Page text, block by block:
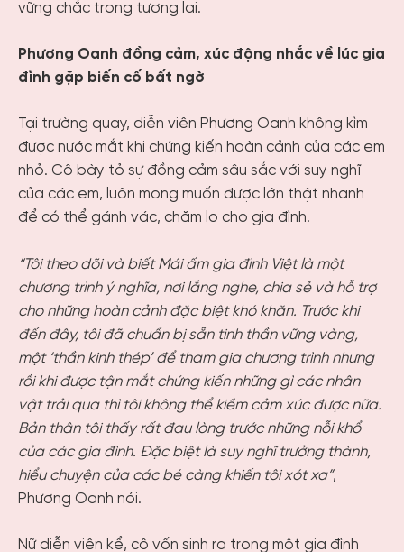
vững chắc trong tương lai.
Phương Oanh đồng cảm, xúc động nhắc về lúc gia
đình gặp biến cố bất ngờ
Tại trường quay, diễn viên Phương Oanh không kìm
được nước mắt khi chứng kiến hoàn cảnh của các em
nhỏ. Cô bày tỏ sự đồng cảm sâu sắc với suy nghĩ
của các em, luôn mong muốn được lớn thật nhanh
để có thể gánh vác, chăm lo cho gia đình.
“Tôi theo dõi và biết Mái ấm gia đình Việt là một
chương trình ý nghĩa, nơi lắng nghe, chia sẻ và hỗ trợ
cho những hoàn cảnh đặc biệt khó khăn. Trước khi
đến đây, tôi đã chuẩn bị sẵn tinh thần vững vàng,
một ‘thần kinh thép’ để tham gia chương trình nhưng
rồi khi được tận mắt chứng kiến những gì các nhân
vật trải qua thì tôi không thể kiềm cảm xúc được nữa.
Bản thân tôi thấy rất đau lòng trước những nỗi khổ
của các gia đình. Đặc biệt là suy nghĩ trưởng thành,
hiểu chuyện của các bé càng khiến tôi xót xa”,
Phương Oanh nói.
Nữ diễn viên kể, cô vốn sinh ra trong một gia đình